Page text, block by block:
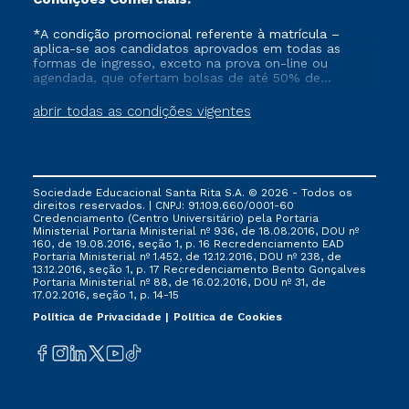
abrir todas as condições vigentes
*A condição promocional referente à matrícula –
aplica-se aos candidatos aprovados em todas as
formas de ingresso, exceto na prova on-line ou
agendada, que ofertam bolsas de até 50% de
que ainda não tenham efetivado e/ou não tenham
cancelado ou trancado sua matrícula em uma das
FIES, Prouni e outros programas governamentais, e
não se acumula com nenhuma outra campanha
ofertada pela Instituição.
Sociedade Educacional Santa Rita S.A. © 2026 - Todos os
direitos reservados. | CNPJ: 91.109.660/0001-60
Credenciamento (Centro Universitário) pela Portaria
Ministerial Portaria Ministerial nº 936, de 18.08.2016, DOU nº
160, de 19.08.2016, seção 1, p. 16 Recredenciamento EAD
Portaria Ministerial nº 1.452, de 12.12.2016, DOU nº 238, de
13.12.2016, seção 1, p. 17 Recredenciamento Bento Gonçalves
Portaria Ministerial nº 88, de 16.02.2016, DOU nº 31, de
17.02.2016, seção 1, p. 14-15
Política de Privacidade
Política de Cookies